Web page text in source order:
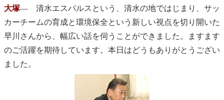
大塚― 清水エスパルスという、清水の地ではじまり、サッ
カーチームの育成と環境保全という新しい視点を切り開いた
早川さんから、幅広い話を伺うことができました。ますます
のご活躍を期待しています。本日はどうもありがとうござい
ました。